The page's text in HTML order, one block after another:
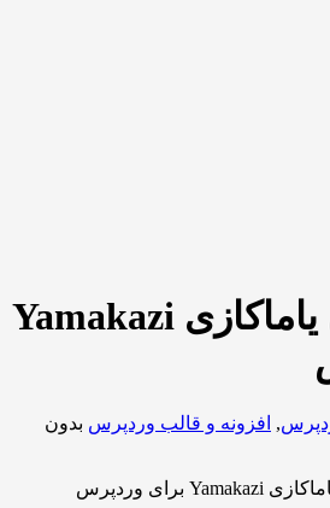
قالب فارسی یاماکازی Yamakazi
افزونه و قالب وردپرس بدون